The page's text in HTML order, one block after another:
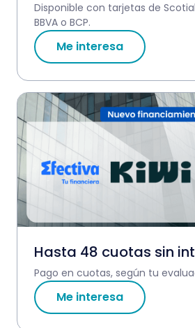
Disponible con tarjetas de
BBVA o BCP.
Me interesa
Hasta 48 cuotas sin
Pago en cuotas, según tu
Me interesa